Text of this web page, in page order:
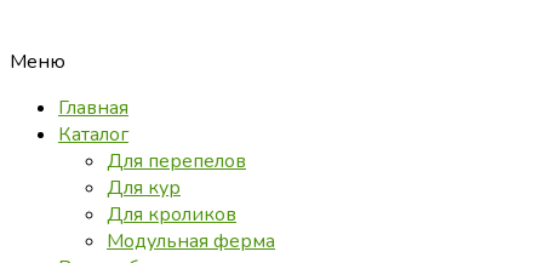
Меню
Главная
Каталог
Для перепелов
Для кур
Для кроликов
Модульная ферма